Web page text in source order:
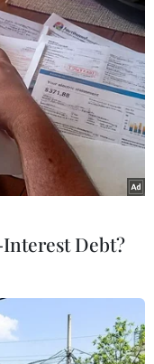
thi vào
13/3/2023 của
vào lớp 10 THPT
11/6, sớm hơn
Debt?